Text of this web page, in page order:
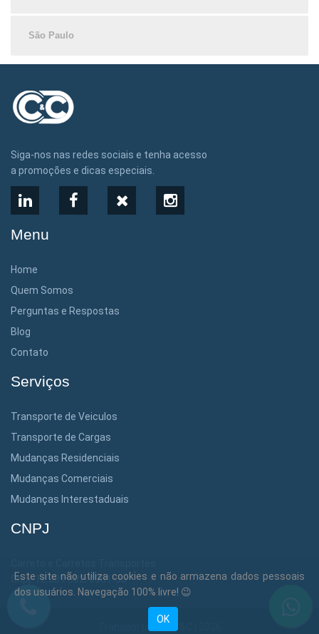
São Paulo
Siga-nos nas redes sociais e tenha acesso
a promoções e dicas especiais.
LinkedInFacebook Instagram
Menu
Home
Quem Somos
Perguntas e Respostas
Blog
Contato
Serviços
Transporte de Veiculos
Transporte de Cargas
Mudanças Residenciais
Mudanças Comerciais
Mudanças Interestaduais
CNPJ
Cnpj: 12.381.302/0001-36
Transportadora C&C | 2026
Este site não utiliza cookies e não armazena dados pessoais
dos usuários. Navegação 100% livre! 😉
OK